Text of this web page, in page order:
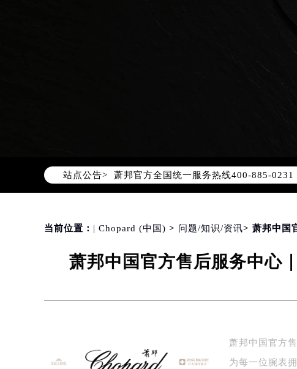
站点公告>
2026年8月萧邦中国区售后服务网络优化升
萧邦官方全国统一服务热线400-885-
2026年8月萧邦售后服务中心最新网点地
北京市朝阳区建国门外大街甲6号华熙国
天津市和平区赤峰道136号天津国际金融
上海市黄浦区南京东路299号宏伊国际广
盐城市盐都区世纪大道5号盐城金融城写
泰州市海陵区永定东路399号置地商务中
当前位置： | Chopard (中国) > 问题/知识/资讯> 萧邦中国
萧邦中国官方售后服务中心
萧邦中国官方
为每一位腕表